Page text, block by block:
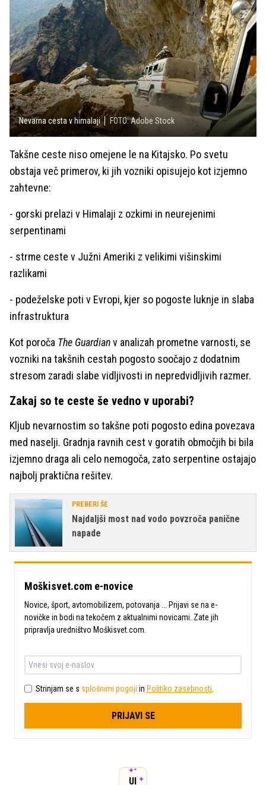
Nevarna cesta v himalaji FOTO: Adobe Stock
Takšne ceste niso omejene le na Kitajsko. Po svetu
obstaja več primerov, ki jih vozniki opisujejo kot izjemno
zahtevne:
- gorski prelazi v Himalaji z ozkimi in neurejenimi
serpentinami
- strme ceste v Južni Ameriki z velikimi višinskimi
razlikami
- podeželske poti v Evropi, kjer so pogoste luknje in slaba
infrastruktura
Kot poroča The Guardianv analizah prometne varnosti, se
vozniki na takšnih cestah pogosto soočajo z dodatnim
stresom zaradi slabe vidljivosti in nepredvidljivih razmer.
Zakaj so te ceste še vedno v uporabi?
Kljub nevarnostim so takšne poti pogosto edina povezava
med naselji. Gradnja ravnih cest v goratih območjih bi bila
izjemno draga ali celo nemogoča, zato serpentine ostajajo
najbolj praktična rešitev.
PREBERI ŠE
Najdaljši most nad vodo povzroča panične
napade
Moškisvet.com e-novice
Novice, šport, avtomobilizem, potovanja ... Prijavi se na e-
novičke in bodi na tekočem z aktualnimi novicami. Zate jih
pripravlja uredništvo Moškisvet.com.
Strinjam se s splošnimi pogoji in Politiko zasebnosti
PRIJAVI SE
UI